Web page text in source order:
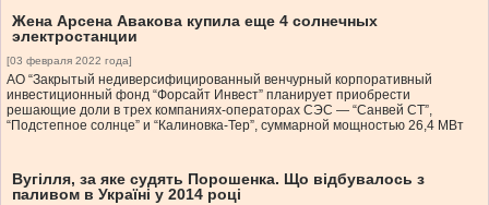
Жена Арсена Авакова купила еще 4 солнечных
электростанции
[03 февраля 2022 года]
АО “Закрытый недиверсифицированный венчурный корпоративный
инвестиционный фонд “Форсайт Инвест” планирует приобрести
решающие доли в трех компаниях-операторах СЭС — “Санвей СТ”,
“Подстепное солнце” и “Калиновка-Тер”, суммарной мощностью 26,4 МВт
Вугілля, за яке судять Порошенка. Що відбувалось з
паливом в Україні у 2014 році